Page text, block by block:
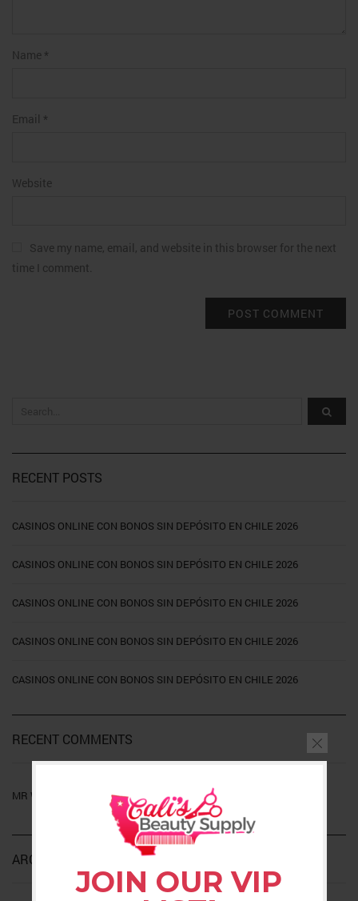
JOIN OUR VIP
Name *
Email *
Website
Save my name, email, and website in this browser for the next
time I comment.
RECENT POSTS
CASINOS ONLINE CON BONOS SIN DEPÓSITO EN CHILE 2026
CASINOS ONLINE CON BONOS SIN DEPÓSITO EN CHILE 2026
CASINOS ONLINE CON BONOS SIN DEPÓSITO EN CHILE 2026
CASINOS ONLINE CON BONOS SIN DEPÓSITO EN CHILE 2026
CASINOS ONLINE CON BONOS SIN DEPÓSITO EN CHILE 2026
RECENT COMMENTS
MR WORDPRESS onHELLO WORLD!
ARCHIVES